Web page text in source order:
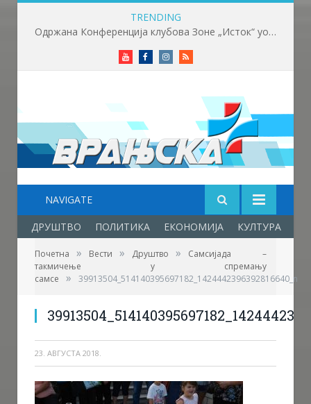
TRENDING
Одржана Конференција клубова Зоне „Исток“ уочи почетка нове сезоне
YoutubeFacebookInstagram
RSS
NAVIGATE
ДРУШТВО ПОЛИТИКА ЕКОНОМИЈА КУЛТУРА
Почетна » Вести » Друштво »
Самсијада –
такмичење у спремању
самсе
» 39913504_514140395697182_1424442396392816640_n
23. АВГУСТА 2018.